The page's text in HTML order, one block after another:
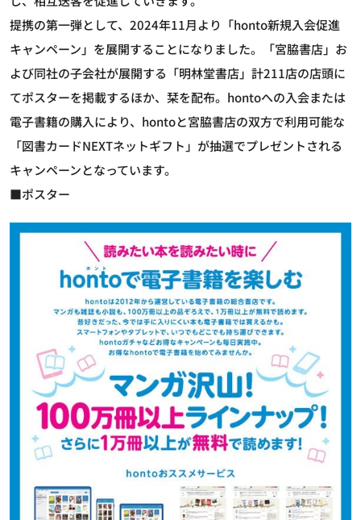
提携の第一弾として、2024年11月より「honto新規入会促進
キャンペーン」を展開することになりました。「宮脇書店」お
よび同社の子会社が展開する「明林堂書店」計211店の店頭に
てポスターを掲載するほか、栞を配布。hontoへの入会または
電子書籍の購入により、hontoと宮脇書店の双方で利用可能な
「図書カードNEXTネットギフト」が抽選でプレゼントされる
キャンペーンとなっています。
■ポスター